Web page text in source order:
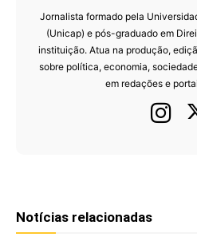
Jornalista formado pela
(Unicap) e pós-graduado em
instituição. Atua na produção,
sobre política, economia,
em redações e
Notícias relacionadas